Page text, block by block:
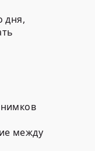
дня,
между